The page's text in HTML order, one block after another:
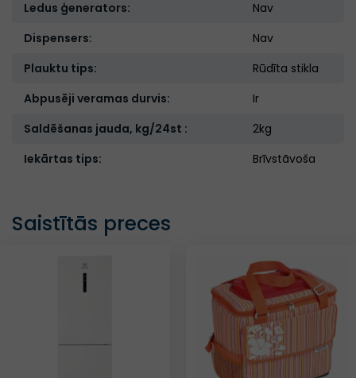
Ledus ģenerators:
Nav
Dispensers:
Nav
Plauktu tips:
Rūdīta stikla
Abpusēji veramas durvis:
Ir
Saldēšanas jauda, kg/24st :
2kg
Iekārtas tips:
Brīvstāvoša
Saistītās preces